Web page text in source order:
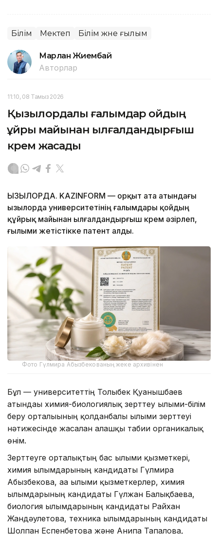
Білім Мектеп Білім және ғылым
Марлан Жиембай
Авторлар
11:10, 08 Тамыз 2026
Қызылордалық ғалымдар қойдың
құйрық майынан ылғалдандырғыш
крем жасады
ҚЫЗЫЛОРДА. KAZINFORM — Қорқыт ата атындағы
Қызылорда университетінің ғалымдары қойдың
құйрық майынан ылғалдандырғыш крем әзірлеп,
ғылыми жетістікке патент алды.
Фото Гүлмира Абызбекованың жеке архивінен
Бұл — университеттің Толыбек Қуанышбаев
атындағы химия-биологиялық зерттеу ғылыми-білім
беру орталығының қолданбалы ғылыми зерттеуі
нәтижесінде жасалған алғашқы табиғи органикалық
өнім.
Зерттеуге орталықтың бас ғылыми қызметкері,
химия ғылымдарының кандидаты Гүлмира
Абызбекова, аға ғылыми қызметкерлер, химия
ғылымдарының кандидаты Гүлжан Балықбаева,
биология ғылымдарының кандидаты Райхан
Жандәулетова, техника ғылымдарының кандидаты
Шолпан Еспенбетова және Анипа Тапалова,